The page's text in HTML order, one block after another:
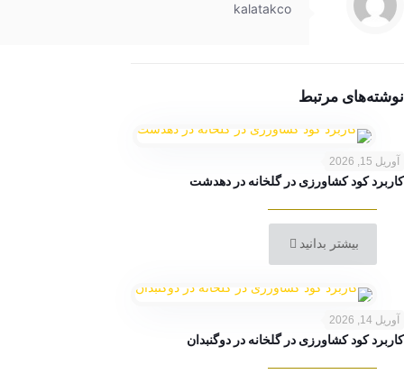
kalatakco
نوشته‌های مرتبط
آوریل 15, 2026
کاربرد کود کشاورزی در گلخانه در دهدشت
بیشتر بدانید
آوریل 14, 2026
کاربرد کود کشاورزی در گلخانه در دوگنبدان